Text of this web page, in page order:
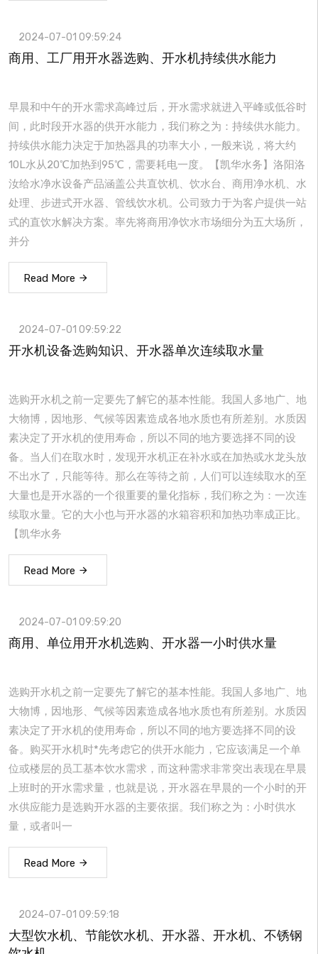
2024-07-01 09:59:24
商用、工厂用开水器选购、开水机持续供水能力
早晨和中午的开水需求高峰过后，开水需求就进入平峰或低谷时
间，此时段开水器的供开水能力，我们称之为：持续供水能力。
持续供水能力决定于加热器具的功率大小，一般来说，将大约
10L水从20℃加热到95℃，需要耗电一度。【凯华水务】洛阳洛
汝给水净水设备产品涵盖公共直饮机、饮水台、商用净水机、水
处理、步进式开水器、管线饮水机。公司致力于为客户提供一站
式的直饮水解决方案。率先将商用净饮水市场细分为五大场所，
并分
Read More
2024-07-01 09:59:22
开水机设备选购知识、开水器单次连续取水量
选购开水机之前一定要先了解它的基本性能。我国人多地广、地
大物博，因地形、气候等因素造成各地水质也有所差别。水质因
素决定了开水机的使用寿命，所以不同的地方要选择不同的设
备。当人们在取水时，发现开水机正在补水或在加热或水龙头放
不出水了，只能等待。那么在等待之前，人们可以连续取水的至
大量也是开水器的一个很重要的量化指标，我们称之为：一次连
续取水量。它的大小也与开水器的水箱容积和加热功率成正比。
【凯华水务
Read More
2024-07-01 09:59:20
商用、单位用开水机选购、开水器一小时供水量
选购开水机之前一定要先了解它的基本性能。我国人多地广、地
大物博，因地形、气候等因素造成各地水质也有所差别。水质因
素决定了开水机的使用寿命，所以不同的地方要选择不同的设
备。购买开水机时*先考虑它的供开水能力，它应该满足一个单
位或楼层的员工基本饮水需求，而这种需求非常突出表现在早晨
上班时的开水需求量，也就是说，开水器在早晨的一个小时的开
水供应能力是选购开水器的主要依据。我们称之为：小时供水
量，或者叫一
Read More
2024-07-01 09:59:18
大型饮水机、节能饮水机、开水器、开水机、不锈钢